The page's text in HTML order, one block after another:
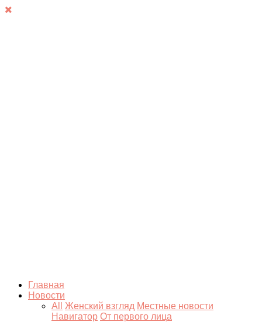
Главная
Новости
All
Женский взгляд Местные новости
Навигатор От первого лица